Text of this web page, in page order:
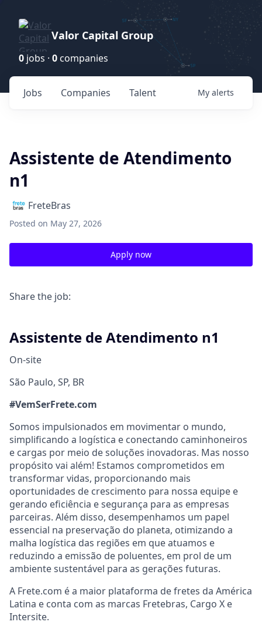
Valor Capital Group
0 jobs · 0 companies
Jobs Companies Talent My alerts
Assistente de Atendimento
n1
FreteBras
Posted on May 27, 2026
Apply now
Share the job:
Assistente de Atendimento n1
On-site
São Paulo, SP, BR
#VemSerFrete.com
Somos impulsionados em movimentar o mundo,
simplificando a logística e conectando caminhoneiros
e cargas por meio de soluções inovadoras. Mas nosso
propósito vai além! Estamos comprometidos em
transformar vidas, proporcionando mais
oportunidades de crescimento para nossa equipe e
gerando eficiência e segurança para as empresas
parceiras. Além disso, desempenhamos um papel
essencial na preservação do planeta, otimizando a
malha logística das regiões em que atuamos e
reduzindo a emissão de poluentes, em prol de um
ambiente sustentável para as gerações futuras.
A Frete.com é a maior plataforma de fretes da América
Latina e conta com as marcas Fretebras, Cargo X e
Intersite.